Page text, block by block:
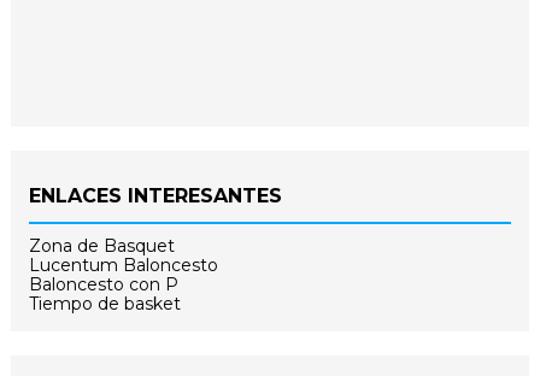
ENLACES INTERESANTES
Zona de Basquet
Lucentum Baloncesto
Baloncesto con P
Tiempo de basket